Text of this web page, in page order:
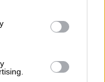
in below Google
προστατεύει
και το μέλλον